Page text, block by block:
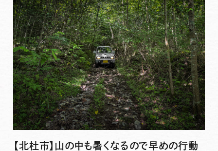
【北杜市】山の中も暑くなるので早めの行動